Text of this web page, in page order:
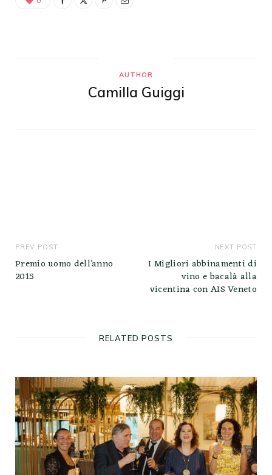
AUTHOR
Camilla Guiggi
PREV POST
Premio uomo dell’anno
2015
NEXT POST
I Migliori abbinamenti di
vino e bacalà alla
vicentina con AIS Veneto
RELATED POSTS